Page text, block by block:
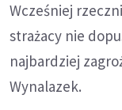
Wcześniej
strażacy nie
najbardziej
Wynalazek.